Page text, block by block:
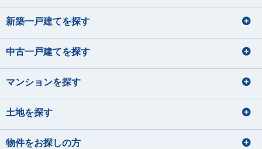
新築一戸建てを探す
中古一戸建てを探す
マンションを探す
土地を探す
物件をお探しの方